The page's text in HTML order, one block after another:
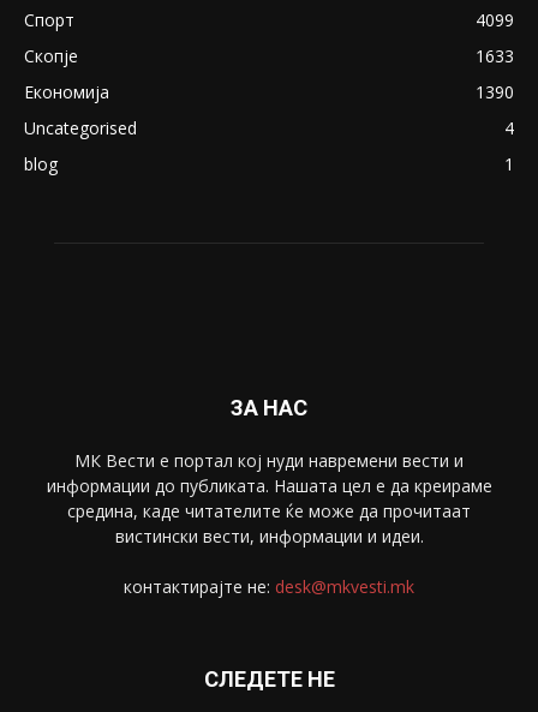
Спорт
4099
Скопје
1633
Економија
1390
Uncategorised
4
blog
1
ЗА НАС
МК Вести е портал коj нуди навремени вести и
информации до публиката. Нашата цел е да креираме
средина, каде читателите ќе може да прочитаат
вистински вести, информации и идеи.
контактирајте не: desk@mkvesti.mk
СЛЕДЕТЕ НЕ